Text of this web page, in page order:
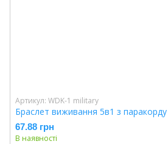
Артикул: WDK-1 military
Браслет виживання 5в1 з
67.88 грн
В наявності